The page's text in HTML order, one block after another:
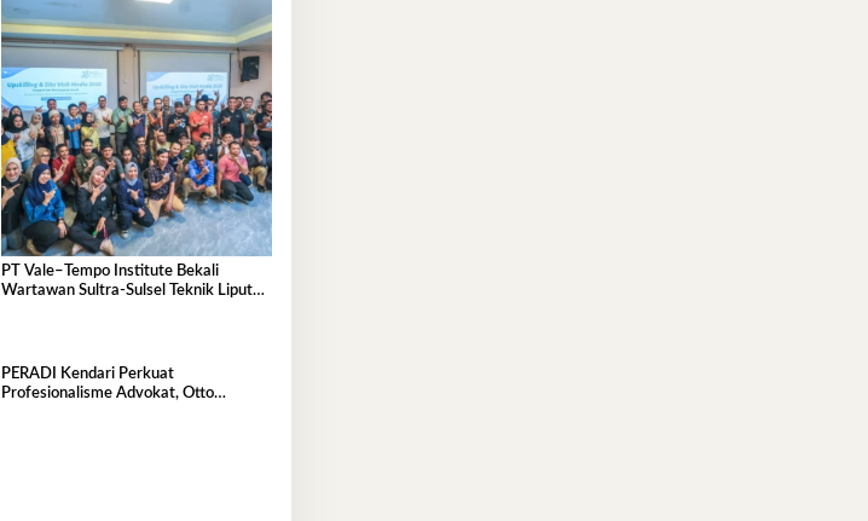
PT Vale–Tempo Institute Bekali
Wartawan Sultra-Sulsel Teknik Liputan
PERADI Kendari Perkuat
Profesionalisme Advokat, Otto